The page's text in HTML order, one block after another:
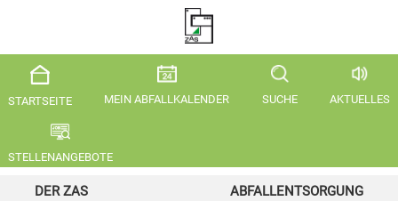
STARTSEITE MEIN ABFALLKALENDER SUCHE AKTUELLES
STELLENANGEBOTE
DER ZAS ABFALLENTSORGUNG